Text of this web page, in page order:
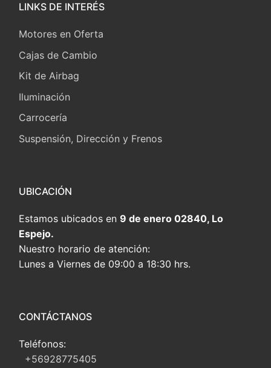
LINKS DE INTERÉS
Motores en Oferta
Cajas de Cambio
Kit de Airbag
Iluminación
Carrocería
Suspensión, Dirección y Frenos
UBICACIÓN
Estamos ubicados en 9 de enero 02840, Lo
Espejo.
Nuestro horario de atención:
Lunes a Viernes de 09:00 a 18:30 hrs.
CONTÁCTANOS
Teléfonos:
+56928775405